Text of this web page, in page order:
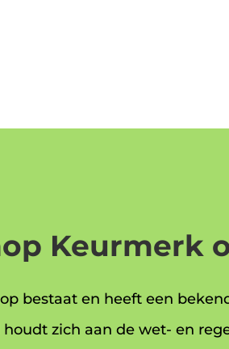
Keurmerk
bestaat en heeft een
zich aan de wet- en